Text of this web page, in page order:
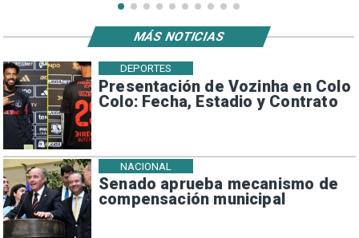
Presentación de Vozinha en Colo
Colo: Fecha, Estadio y Contrato
DEPORTES
Senado aprueba mecanismo de
compensación municipal
NACIONAL
MÁS NOTICIAS